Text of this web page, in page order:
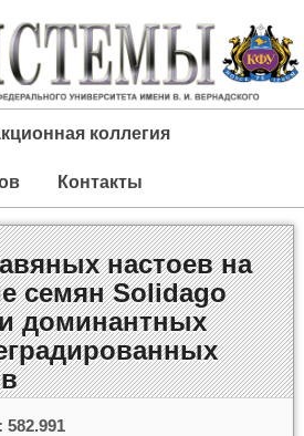
коллегия
Контакты
настоев на
семян Solidago
доминантных
582.991